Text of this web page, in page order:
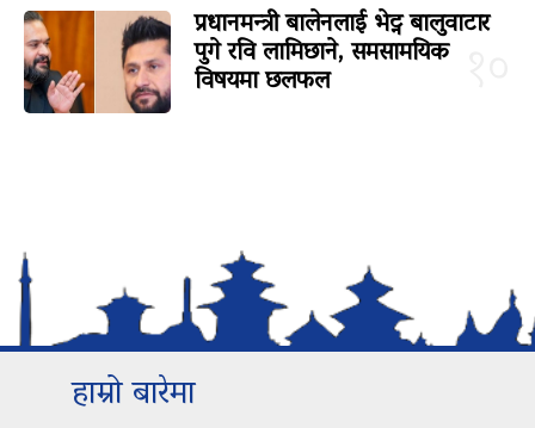
प्रधानमन्त्री बालेनलाई भेट्न बालुवाटार
पुगे रवि लामिछाने, समसामयिक
विषयमा छलफल
हाम्रो बारेमा